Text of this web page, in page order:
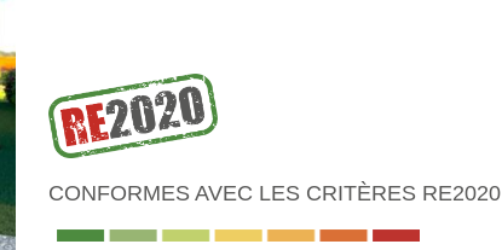
CONFORMES AVEC LES CRITÈRES RE2020